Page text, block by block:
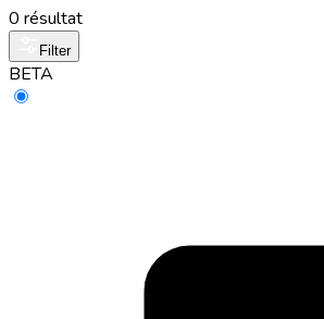
0 résultat
Filter
BETA